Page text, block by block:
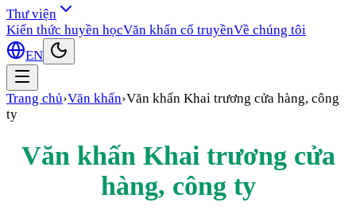
Thư viện
Kiến thức huyền họcVăn khấn cổ truyềnVề chúng tôi
EN
Trang chủ›Văn khấn›Văn khấn Khai trương cửa hàng, công
ty
Văn khấn Khai trương cửa
hàng, công ty